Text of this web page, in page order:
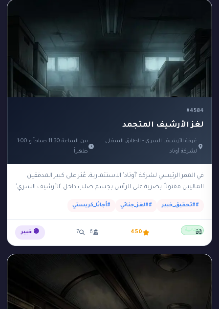
#4584
لغز الأرشيف المتجمد
غرفة الأرشيف السري - الطابق السفلي
لشركة أوتاد
بين الساعة 11:30 صباحاً و 1:00
ظهراً
في المقر الرئيسي لشركة 'أوتاد' الاستثمارية، عُثر على كبير المدققين
الماليين مقتولاً بضربة على الرأس بجسم صلب داخل 'الأرشيف السري'
##تحقيق_خبير ##لغز_جنائي #أجاثا_كريستي
مجانية 450
6
7 🟣 خبير 📖